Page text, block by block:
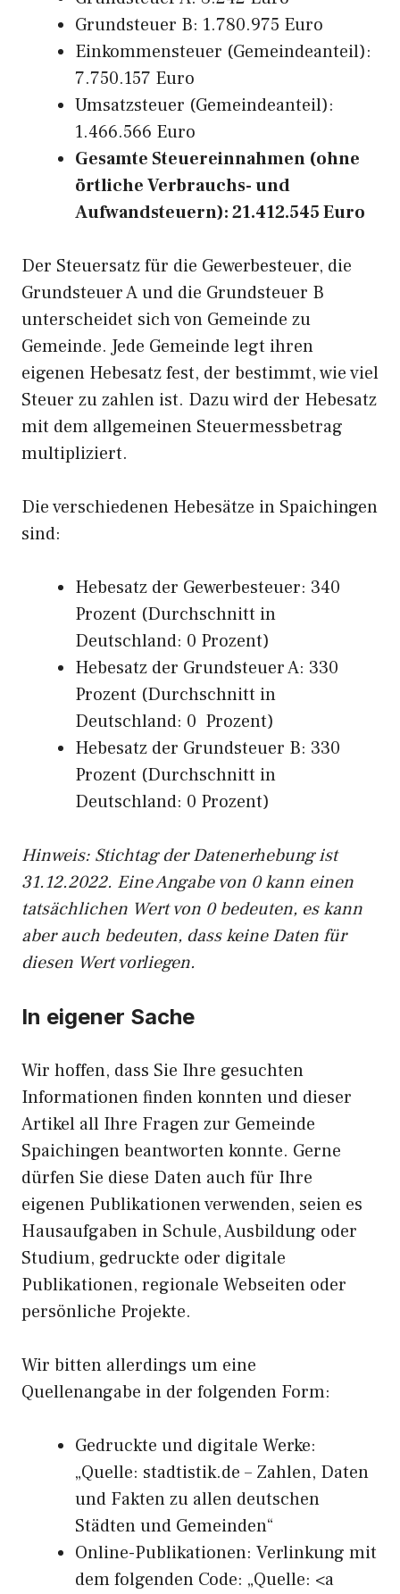
Grundsteuer B: 1.780.975 Euro
Einkommensteuer (Gemeindeanteil):
7.750.157 Euro
Umsatzsteuer (Gemeindeanteil):
1.466.566 Euro
Gesamte Steuereinnahmen (ohne
örtliche Verbrauchs- und
Aufwandsteuern): 21.412.545 Euro
Der Steuersatz für die Gewerbesteuer, die
Grundsteuer A und die Grundsteuer B
unterscheidet sich von Gemeinde zu
Gemeinde. Jede Gemeinde legt ihren
eigenen Hebesatz fest, der bestimmt, wie viel
Steuer zu zahlen ist. Dazu wird der Hebesatz
mit dem allgemeinen Steuermessbetrag
multipliziert.
Die verschiedenen Hebesätze in Spaichingen
sind:
Hebesatz der Gewerbesteuer: 340
Prozent (Durchschnitt in
Deutschland: 0 Prozent)
Hebesatz der Grundsteuer A: 330
Prozent (Durchschnitt in
Deutschland: 0 Prozent)
Hebesatz der Grundsteuer B: 330
Prozent (Durchschnitt in
Deutschland: 0 Prozent)
Hinweis: Stichtag der Datenerhebung ist
31.12.2022. Eine Angabe von 0 kann einen
tatsächlichen Wert von 0 bedeuten, es kann
aber auch bedeuten, dass keine Daten für
diesen Wert vorliegen.
In eigener Sache
Wir hoffen, dass Sie Ihre gesuchten
Informationen finden konnten und dieser
Artikel all Ihre Fragen zur Gemeinde
Spaichingen beantworten konnte. Gerne
dürfen Sie diese Daten auch für Ihre
eigenen Publikationen verwenden, seien es
Hausaufgaben in Schule, Ausbildung oder
Studium, gedruckte oder digitale
Publikationen, regionale Webseiten oder
persönliche Projekte.
Wir bitten allerdings um eine
Quellenangabe in der folgenden Form:
Gedruckte und digitale Werke:
„Quelle: stadtistik.de – Zahlen, Daten
und Fakten zu allen deutschen
Städten und Gemeinden“
Online-Publikationen: Verlinkung mit
dem folgenden Code: „Quelle: <a